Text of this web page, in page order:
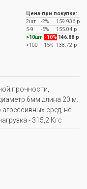
Цена при покупке:
2шт
-2%
159.936 р
5-9
-5%
155.04 р
>10шт -10% 146.88 р
>100
-15% 138.72 р
прочности,
6мм длина 20 м.
сред, не
- 315,2 Кгс